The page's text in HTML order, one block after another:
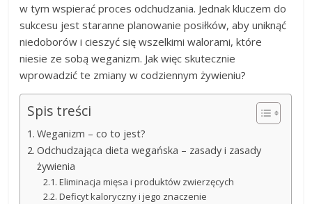
w tym wspierać proces odchudzania. Jednak kluczem do
sukcesu jest staranne planowanie posiłków, aby uniknąć
niedoborów i cieszyć się wszelkimi walorami, które
niesie ze sobą weganizm. Jak więc skutecznie
wprowadzić te zmiany w codziennym żywieniu?
Spis treści
Weganizm – co to jest?
Odchudzająca dieta wegańska – zasady i zasady
żywienia
Eliminacja mięsa i produktów zwierzęcych
Deficyt kaloryczny i jego znaczenie